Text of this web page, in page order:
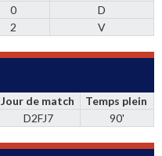
0
D
2 V
Jour de match
Temps plein
D2FJ7 90'